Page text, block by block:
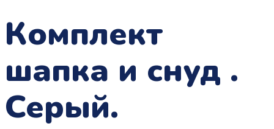
Комплект
шапка и снуд .
Серый.